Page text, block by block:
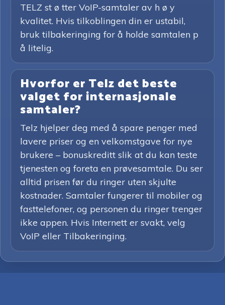
TELZ st ø tter VoIP-samtaler av h ø y
kvalitet. Hvis tilkoblingen din er ustabil,
bruk tilbakeringing for å holde samtalen p
å litelig.
Hvorfor er Telz det beste
valget for internasjonale
samtaler?
Telz hjelper deg med å spare penger med
lavere priser og en velkomstgave for nye
brukere – bonuskreditt slik at du kan teste
tjenesten og foreta en prøvesamtale. Du ser
alltid prisen før du ringer uten skjulte
kostnader. Samtaler fungerer til mobiler og
fasttelefoner, og personen du ringer trenger
ikke appen. Hvis Internett er svakt, velg
VoIP eller Tilbakeringing.